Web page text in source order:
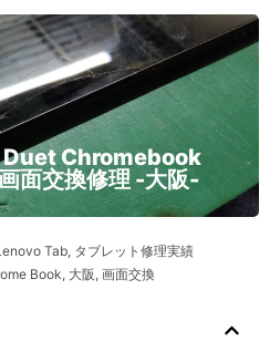
Chromebook
面交換修理 -大阪-
Tab, タブレット修理実績
Book, 大阪, 画面交換